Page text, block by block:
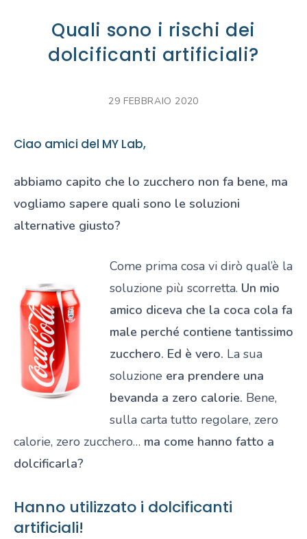
Quali sono i rischi dei
dolcificanti artificiali?
29 FEBBRAIO 2020
Ciao amici del MY Lab,
abbiamo capito che lo zucchero non fa bene, ma
vogliamo sapere quali sono le soluzioni
alternative giusto?
Come prima cosa vi dirò qual’è la
soluzione più scorretta. Un mio
amico diceva che la coca cola fa
male perché contiene tantissimo
zucchero. Ed è vero. La sua
soluzione era prendere una
bevanda a zero calorie. Bene,
sulla carta tutto regolare, zero
calorie, zero zucchero… ma come hanno fatto a
dolcificarla?
Hanno utilizzato i dolcificanti
artificiali!